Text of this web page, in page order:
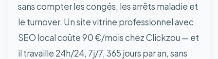
sans compter les congés, les arrêts maladie et
le turnover. Un site vitrine professionnel avec
SEO local coûte 90 €/mois chez Clickzou — et
il travaille 24h/24, 7j/7, 365 jours par an, sans